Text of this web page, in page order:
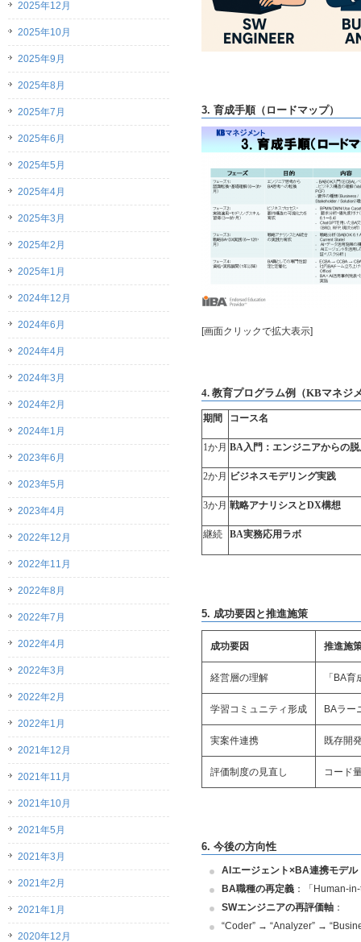
3. 育成手順（ロードマップ）
[画面クリックで拡大表示]
4. 教育プログラム例（KBマネジ
期間 コース名
1か月 BA入門：エンジニアからの
2か月 ビジネスモデリング実践
3か月 戦略アナリシスとDX構想
継続 BA実務応用ラボ
5. 成功要因と推進施策
成功要因 推進施
経営層の理解 「BA
学習コミュニティ形成 BAラー
実案件連携 既存開
評価制度の見直し コード
6. 今後の方向性
AI エージェント×BA連携モデル
BA職種の再定義 ：「Human-
SWエンジニアの再評価軸 ：
“Coder” → “Analyzer” →
2025年12月
2025年10月
2025年9月
2025年8月
2025年7月
2025年6月
2025年5月
2025年4月
2025年3月
2025年2月
2025年1月
2024年12月
2024年6月
2024年4月
2024年3月
2024年2月
2024年1月
2023年6月
2023年5月
2023年4月
2022年12月
2022年11月
2022年8月
2022年7月
2022年4月
2022年3月
2022年2月
2022年1月
2021年12月
2021年11月
2021年10月
2021年5月
2021年3月
2021年2月
2021年1月
2020年12月